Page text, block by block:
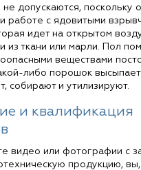
допускаются, поскольку
работе с ядовитыми
идет на открытом
из ткани или марли. Пол
веществами
либо порошок
собирают и утилизируют.
и квалификация
видео или фотографии с
продукцию, вы,